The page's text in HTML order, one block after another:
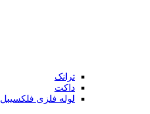
ترانک
داکت
لوله فلزی فلکسیبل